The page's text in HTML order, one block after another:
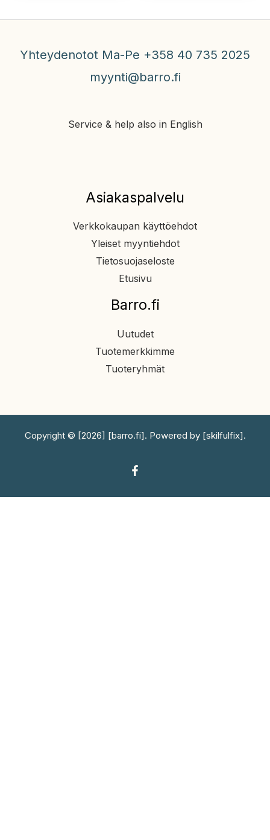
Yhteydenotot Ma-Pe +358 40 735 2025
myynti@barro.fi
Service & help also in English
Asiakaspalvelu
Verkkokaupan käyttöehdot
Yleiset myyntiehdot
Tietosuojaseloste
Etusivu
Barro.fi
Uutudet
Tuotemerkkimme
Tuoteryhmät
Copyright © [2026] [barro.fi]. Powered by [skilfulfix].